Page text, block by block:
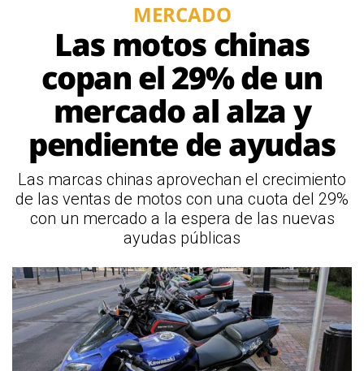
MERCADO
Las motos chinas
copan el 29% de un
mercado al alza y
pendiente de ayudas
Las marcas chinas aprovechan el crecimiento
de las ventas de motos con una cuota del 29%
con un mercado a la espera de las nuevas
ayudas públicas